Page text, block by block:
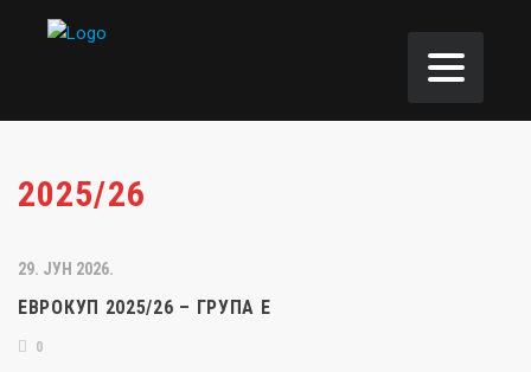
2025/26
29. ЈУН 2026.
ЕВРОКУП 2025/26 – ГРУПА Е
0